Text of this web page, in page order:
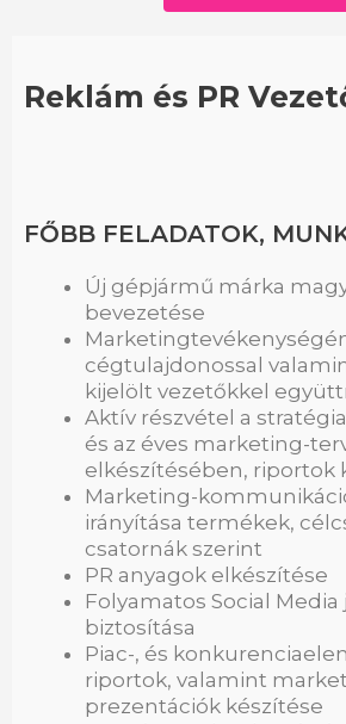
Reklám és PR
FŐBB FELADATOK,
Új gépjármű márka
bevezetése
cégtulajdonossal
kijelölt vezetőkkel
Aktív részvétel a
és az éves marketing-
elkészítésében, riportok
Marketing-
irányítása termékek,
csatornák szerint
PR anyagok elkészítése
Folyamatos Social
biztosítása
Piac-, és
riportok, valamint
prezentációk készítése